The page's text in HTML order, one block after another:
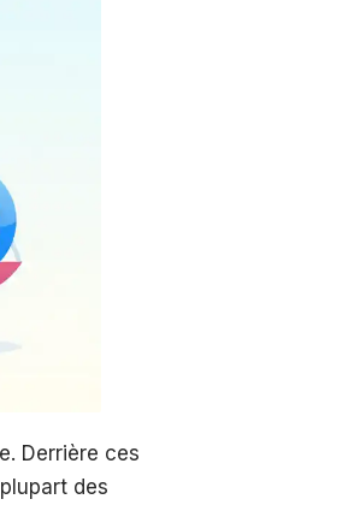
Derrière ces
des